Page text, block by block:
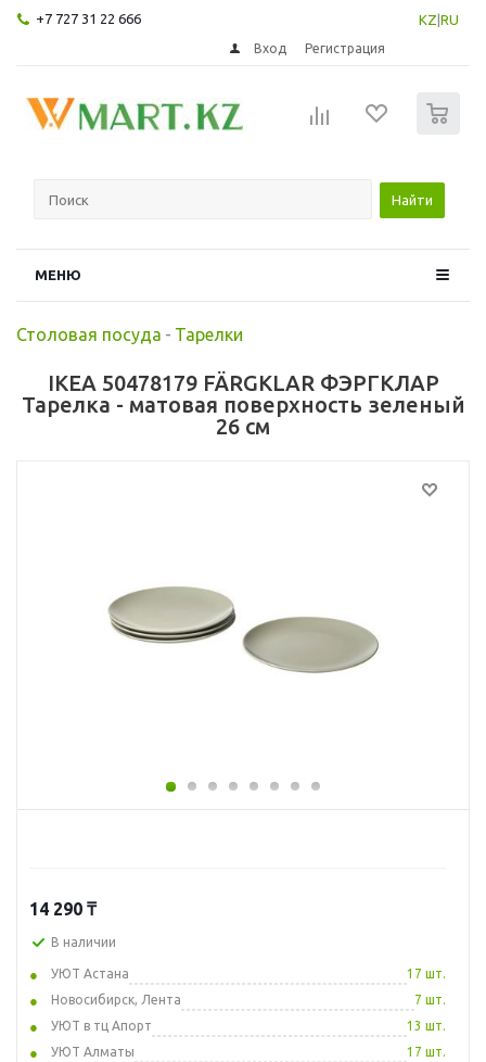
+7 727 31 22 666 KZ RU
Вход Регистрация
Найти
МЕНЮ
Столовая посуда - Тарелки
IKEA 50478179 FÄRGKLAR ФЭРГКЛАР
Тарелка - матовая поверхность зеленый
26 см
14 290 ₸
В наличии
УЮТ Астана
17 шт.
Новосибирск, Лента
7 шт.
УЮТ в тц Апорт
13 шт.
УЮТ Алматы
17 шт.